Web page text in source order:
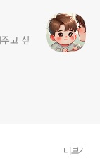
고 싶
더보기